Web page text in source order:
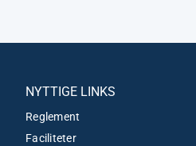
NYTTIGE LINKS
Reglement
Faciliteter